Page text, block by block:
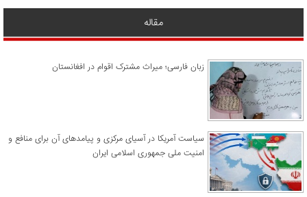
مقاله
زبان فارسی؛ میراث مشترک اقوام در افغانستان
سیاست آمریکا در آسیای مرکزی و پیامدهای آن برای منافع و
امنیت ملی جمهوری اسلامی ایران